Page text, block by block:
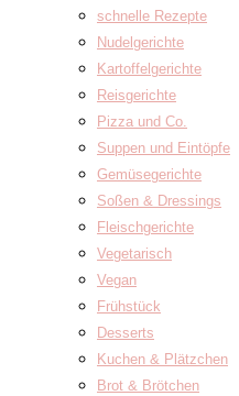
schnelle Rezepte
Nudelgerichte
Kartoffelgerichte
Reisgerichte
Pizza und Co.
Suppen und Eintöpfe
Gemüsegerichte
Soßen & Dressings
Fleischgerichte
Vegetarisch
Vegan
Frühstück
Desserts
Kuchen & Plätzchen
Brot & Brötchen